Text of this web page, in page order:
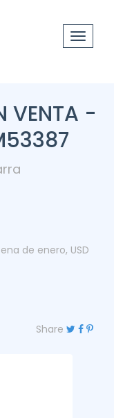
Toggle
VENTA -
de enero, USD
Share